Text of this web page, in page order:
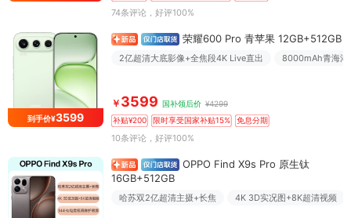
74条评论 ，好评100%
到手价¥3599
荣耀600 Pro 青苹果 12GB+512GB
2亿超清大底影像+全焦段4K Live直出 8000mAh青海湖
￥ 3599 国补领后价 ¥4299
补贴¥200
限时享受国家补贴15% 免息分期
10条评论 ，好评100%
OPPO Find X9s Pro 原生钛
16GB+512GB
哈苏双2亿超清主摄+长焦 4K 3D实况图+8K超清视频